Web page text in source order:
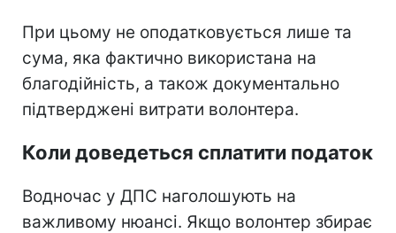
При цьому не оподатковується лише та
сума, яка фактично використана на
благодійність, а також документально
підтверджені витрати волонтера.
Коли доведеться сплатити податок
Водночас у ДПС наголошують на
важливому нюансі. Якщо волонтер збирає